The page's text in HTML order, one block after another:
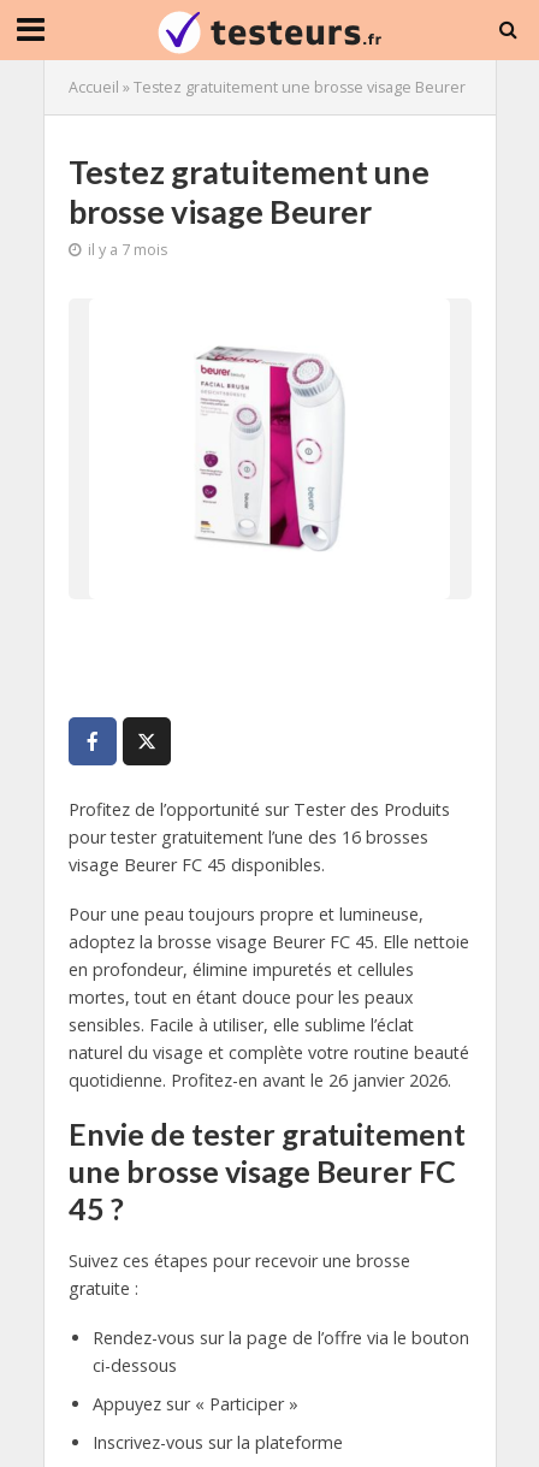
Accueil »Testez gratuitement une brosse visage Beurer
Testez gratuitement une
brosse visage Beurer
il y a 7 mois
Profitez de l’opportunité sur Tester des Produits
pour tester gratuitement l’une des 16 brosses
visage Beurer FC 45 disponibles.
Pour une peau toujours propre et lumineuse,
adoptez la brosse visage Beurer FC 45. Elle nettoie
en profondeur, élimine impuretés et cellules
mortes, tout en étant douce pour les peaux
sensibles. Facile à utiliser, elle sublime l’éclat
naturel du visage et complète votre routine beauté
quotidienne. Profitez-en avant le 26 janvier 2026.
Envie de tester gratuitement
une brosse visage Beurer FC
45 ?
Suivez ces étapes pour recevoir une brosse
gratuite :
Rendez-vous sur la page de l’offre via le bouton
ci-dessous
Appuyez sur « Participer »
Inscrivez-vous sur la plateforme